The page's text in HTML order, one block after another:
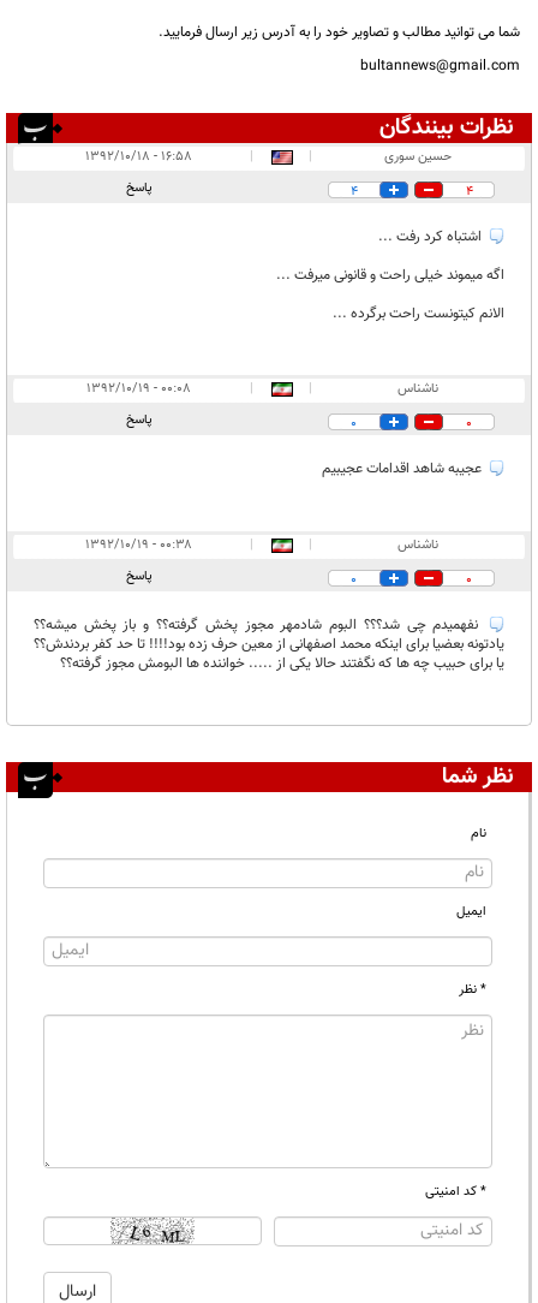
شما می توانید مطالب و تصاویر خود را به آدرس زیر ارسال فرمایید.
bultannews@gmail.com
نظرات بینندگان
۳
در انتظار بررسی:۱
حسین سوری |
|
۱۶:۵۸ - ۱۳۹۲/۱۰/۱۸
4
4 پاسخ
اشتباه کرد رفت ...
اگه میموند خیلی راحت و قانونی میرفت ...
الانم کیتونست راحت برگرده ...
ناشناس |
|
۰۰:۰۸ - ۱۳۹۲/۱۰/۱۹
0
0 پاسخ
عجیبه شاهد اقدامات عجیبیم
ناشناس |
|
۰۰:۳۸ - ۱۳۹۲/۱۰/۱۹
0
0 پاسخ
نفهمیدم چی شد؟؟؟ البوم شادمهر مجوز پخش گرفته؟؟ و باز پخش میشه؟؟
یادتونه بعضیا برای اینکه محمد اصفهانی از معین حرف زده بود!!!! تا حد کفر بردندش؟؟
یا برای حبیب چه ها که نگفتند حالا یکی از ..... خواننده ها البومش مجوز گرفته؟؟
نظر شما
نام
ایمیل
* نظر
* کد امنیتی